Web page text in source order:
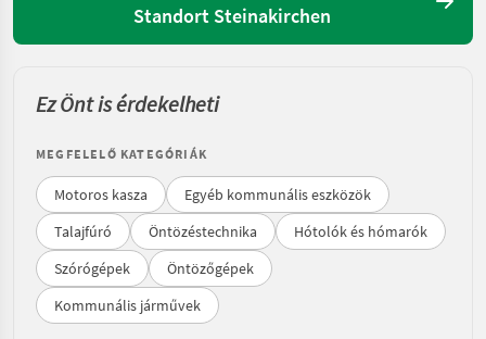
Standort Steinakirchen
Ez Önt is érdekelheti
MEGFELELŐ KATEGÓRIÁK
Motoros kasza
Egyéb kommunális eszközök
Talajfúró
Öntözéstechnika
Hótolók és hómarók
Szórógépek
Öntözőgépek
Kommunális járművek